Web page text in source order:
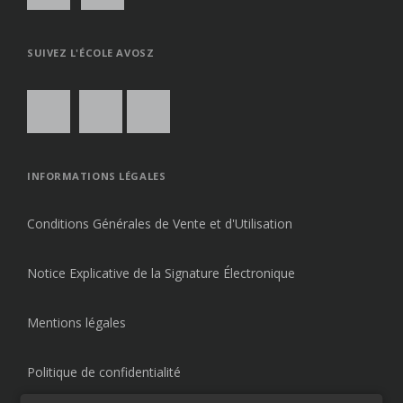
SUIVEZ L'ÉCOLE AVOSZ
INFORMATIONS LÉGALES
Conditions Générales de Vente et d'Utilisation
Notice Explicative de la Signature Électronique
Mentions légales
Politique de confidentialité